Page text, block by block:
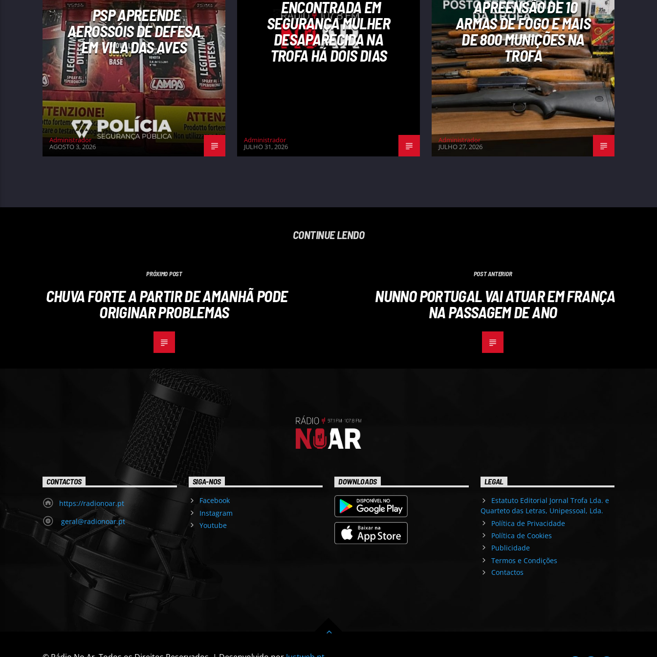
PSP APREENDE
AEROSSÓIS DE DEFESA
EM VILA DAS AVES
Administrador
AGOSTO 3, 2026
ENCONTRADA EM
SEGURANÇA MULHER
DESAPARECIDA NA
TROFA HÁ DOIS DIAS
Administrador
JULHO 31, 2026
APREENSÃO DE 10
ARMAS DE FOGO E MAIS
DE 800 MUNIÇÕES NA
TROFA
Administrador
JULHO 27, 2026
CONTINUE LENDO
PRÓXIMO POST
CHUVA FORTE A PARTIR DE AMANHÃ PODE
ORIGINAR PROBLEMAS
POST ANTERIOR
NUNNO PORTUGAL VAI ATUAR EM FRANÇA
NA PASSAGEM DE ANO
CONTACTOS
https://radionoar.pt
geral@radionoar.pt
SIGA-NOS
Facebook
Instagram
Youtube
DOWNLOADS LEGAL
Estatuto Editorial Jornal Trofa Lda. e
Quarteto das Letras, Unipessoal, Lda.
Política de Privacidade
Política de Cookies
Publicidade
Termos e Condições
Contactos